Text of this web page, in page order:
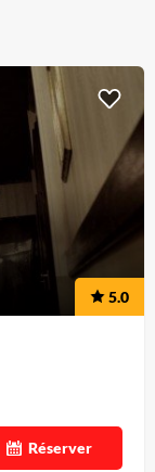
5.0
Réserver